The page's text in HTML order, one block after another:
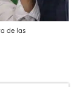
de las